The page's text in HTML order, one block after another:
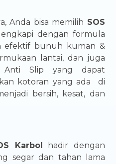
Anda bisa memilih SOS
dengan formula
efektif bunuh kuman &
lantai, dan juga
Slip yang dapat
kotoran yang ada di
bersih, kesat, dan
Karbol hadir dengan
segar dan tahan lama